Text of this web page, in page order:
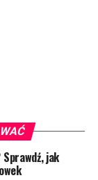
jak